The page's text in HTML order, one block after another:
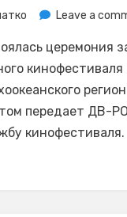
Leave a
церемония
кинофестиваля
передает ДВ-
кинофестиваля.